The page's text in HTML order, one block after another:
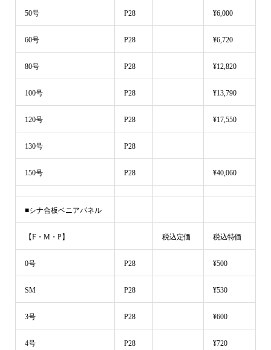
50号 P28 ¥6,000
60号 P28 ¥6,720
80号 P28 ¥12,820
100号 P28 ¥13,790
120号 P28 ¥17,550
130号 P28
150号 P28 ¥40,060
■シナ合板ベニアパネル
【F・M・P】 税込定価 税込特価
0号 P28 ¥500
SM P28 ¥530
3号 P28 ¥600
4号 P28 ¥720